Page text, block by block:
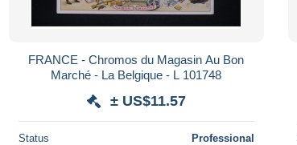
FRANCE - Chromos du Magasin Au Bon
Marché - La Belgique - L 101748
± US$11.57
Status Professional